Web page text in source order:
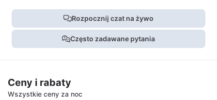
Rozpocznij czat na żywo
Często zadawane pytania
Ceny i rabaty
Wszystkie ceny za noc